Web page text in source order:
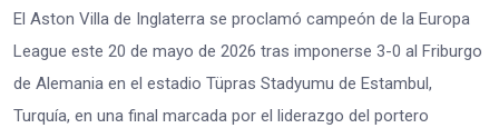
El Aston Villa de Inglaterra se proclamó campeón de la Europa
League este 20 de mayo de 2026 tras imponerse 3-0 al Friburgo
de Alemania en el estadio Tüpras Stadyumu de Estambul,
Turquía, en una final marcada por el liderazgo del portero